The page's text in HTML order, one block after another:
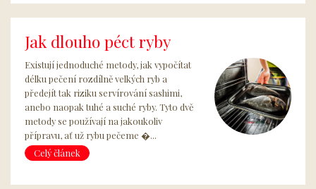
Jak dlouho péct ryby
Existují jednoduché metody, jak vypočítat
délku pečení rozdílně velkých ryb a
předejít tak riziku servírování sashimi,
anebo naopak tuhé a suché ryby. Tyto dvě
metody se používají na jakoukoliv
přípravu, ať už rybu pečeme �...
Celý článek